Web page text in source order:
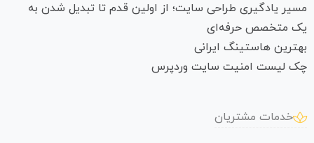
مسیر یادگیری طراحی سایت؛ از اولین قدم تا تبدیل شدن به
یک متخصص حرفه‌ای
بهترین هاستینگ ایرانی
چک لیست امنیت سایت وردپرس
خدمات مشتریان